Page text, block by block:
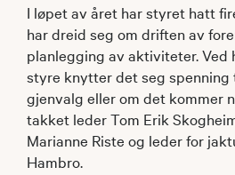
I løpet av året har styret hatt
har dreid seg om driften av
planlegging av aktiviteter.
styre knytter det seg
gjenvalg eller om det kommer
takket leder Tom Erik
Marianne Riste og leder for
Hambro.